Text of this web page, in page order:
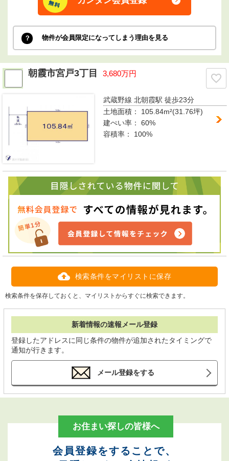
物件が会員限定になってしまう理由を見る
朝霞市宮戸3丁目 3,680万円
武蔵野線 北朝霞駅徒歩23分
土地面積： 105.84m²(31.76坪)
建ぺい率：60%
容積率： 100%
検索条件をマイリストに保存
検索条件を保存しておくと、マイリストからすぐに検索できます。
新着情報の速報メール登録
登録したアドレスに同じ条件の物件が追加されたタイミングで
通知が行きます。
メール登録をする
お住まい探しの皆様へ
会員登録をすることで、